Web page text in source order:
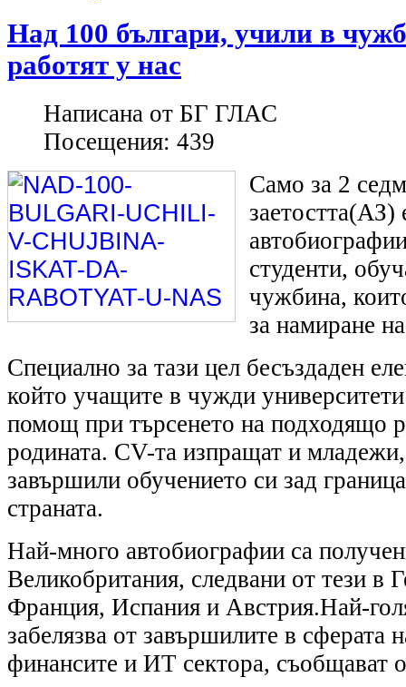
Над 100 българи, учили в
работят у нас
Написана от БГ ГЛАС
Посещения: 439
Само за 2
заетостта(АЗ)
студенти,
чужбина,
за намиране
Специално за тази цел бесъздаден
който учащите в чужди
помощ при търсенето на подходящо
родината. CV-та изпращат и
завършили обучението си зад
страната.
Най-много автобиографии са
Великобритания, следвани от тези в
Франция, Испания и Австрия.Най-
забелязва от завършилите в сферата
финансите и ИТ сектора, съобщават